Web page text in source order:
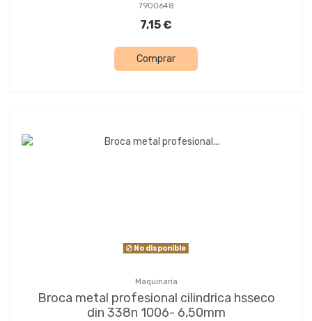
7900648
7,15 €
Comprar
No disponible
Maquinaria
Broca metal profesional cilindrica hsseco
din 338n 1006- 6,50mm